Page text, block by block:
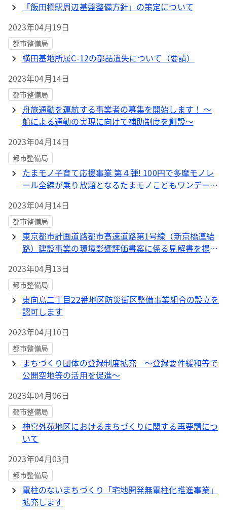
「飯田橋駅周辺基盤整備方針」の策定について
2023年04月19日
都市整備局
横田基地所属C-12の部品遺失について（要請）
2023年04月14日
都市整備局
舟旅通勤を運航する事業者の募集を開始します！ ～
船による通勤の実現に向けて補助制度を創設～
2023年04月14日
都市整備局
たまモノ子育て応援事業 第４弾! 100円で多摩モノレ
ール全線が乗り放題となるたまモノこどもワンデーパ
2023年04月14日
都市整備局
東京都市計画道路都市高速道路第1号線（新京橋連結
路）建設事業の環境影響評価書案に係る見解書を提出
2023年04月13日
都市整備局
東向島二丁目22番地区防災街区整備事業組合の設立を
認可します
2023年04月10日
都市整備局
まちづくり団体の登録制度拡充 ～登録要件緩和等で
公開空地等の活用を促進～
2023年04月06日
都市整備局
神宮外苑地区におけるまちづくりに関する再要請につ
いて
2023年04月03日
都市整備局
電柱のないまちづくり「宅地開発無電柱化推進事業」
拡充します